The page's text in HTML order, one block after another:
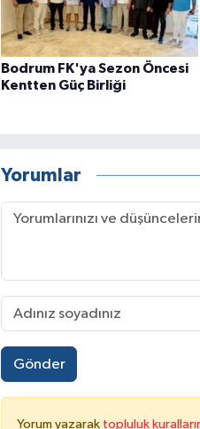
Bodrum FK'ya Sezon Öncesi
Kentten Güç Birliği
Yorumlar
Gönder
Yorum yazarak topluluk